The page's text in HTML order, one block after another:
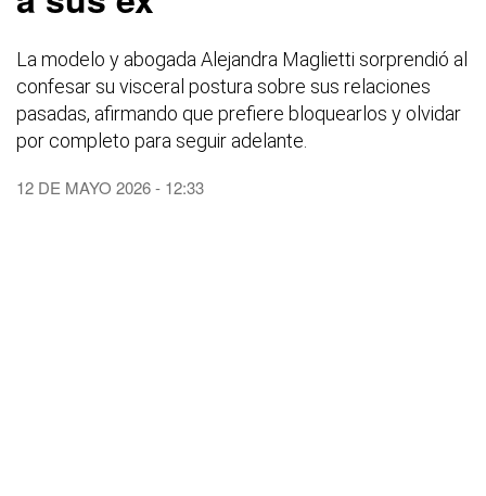
La modelo y abogada Alejandra Maglietti sorprendió al
confesar su visceral postura sobre sus relaciones
pasadas, afirmando que prefiere bloquearlos y olvidar
por completo para seguir adelante.
12 DE MAYO 2026 - 12:33